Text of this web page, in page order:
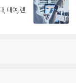
, 대여, 렌